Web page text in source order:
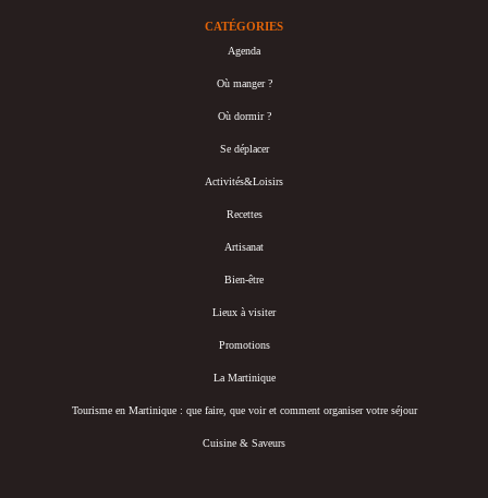
CATÉGORIES
Agenda
Où manger ?
Où dormir ?
Se déplacer
Activités&Loisirs
Recettes
Artisanat
Bien-être
Lieux à visiter
Promotions
La Martinique
Tourisme en Martinique : que faire, que voir et comment organiser votre séjour
Cuisine & Saveurs